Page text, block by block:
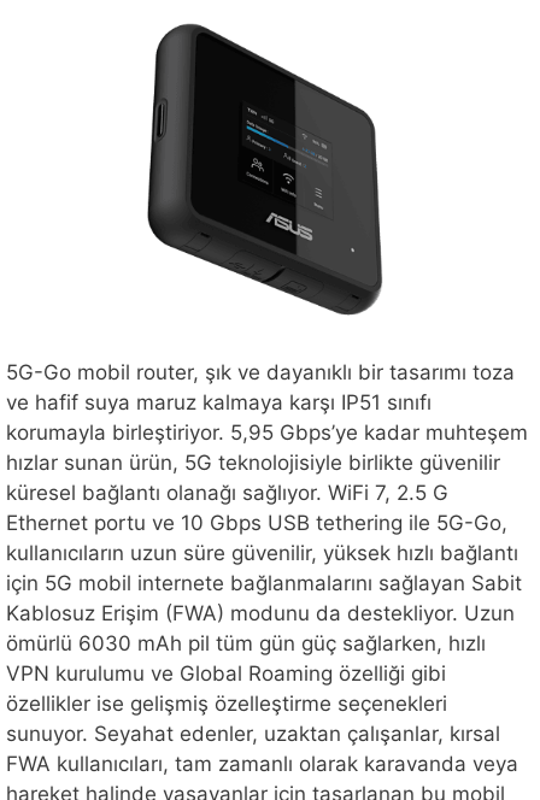
5G-Go mobil router, şık ve dayanıklı bir tasarımı toza
ve hafif suya maruz kalmaya karşı IP51 sınıfı
korumayla birleştiriyor. 5,95 Gbps’ye kadar muhteşem
hızlar sunan ürün, 5G teknolojisiyle birlikte güvenilir
küresel bağlantı olanağı sağlıyor. WiFi 7, 2.5 G
Ethernet portu ve 10 Gbps USB tethering ile 5G-Go,
kullanıcıların uzun süre güvenilir, yüksek hızlı bağlantı
için 5G mobil internete bağlanmalarını sağlayan Sabit
Kablosuz Erişim (FWA) modunu da destekliyor. Uzun
ömürlü 6030 mAh pil tüm gün güç sağlarken, hızlı
VPN kurulumu ve Global Roaming özelliği gibi
özellikler ise gelişmiş özelleştirme seçenekleri
sunuyor. Seyahat edenler, uzaktan çalışanlar, kırsal
FWA kullanıcıları, tam zamanlı olarak karavanda veya
hareket halinde yaşayanlar için tasarlanan bu mobil